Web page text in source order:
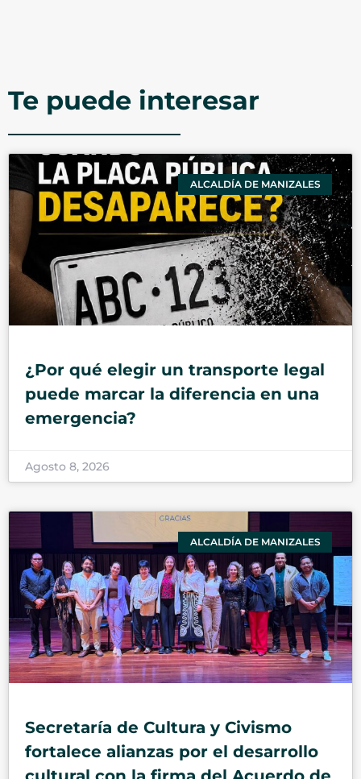
Te puede interesar
ALCALDÍA DE MANIZALES
¿Por qué elegir un transporte legal
puede marcar la diferencia en una
emergencia?
Agosto 8, 2026
ALCALDÍA DE MANIZALES
Secretaría de Cultura y Civismo
fortalece alianzas por el desarrollo